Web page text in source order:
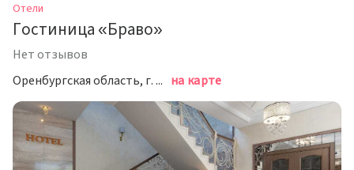
Отели
Гостиница «Браво»
Нет отзывов
Оренбургская область, г. Оренбург, Ул.Беляевское шоссе, д. 42 на карте